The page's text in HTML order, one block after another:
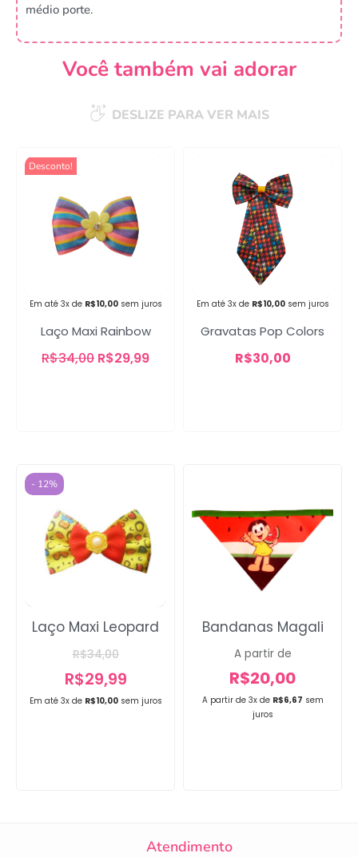
médio porte.
Você também vai adorar
DESLIZE PARA VER MAIS
Desconto!
Em até 3x de R$10,00 sem juros
Laço Maxi Rainbow
R$34,00 R$29,99
Em até 3x de R$10,00 sem juros
Gravatas Pop Colors
R$30,00
- 12%
Em até 3x de R$10,00 sem juros
Laço Maxi Leopard
R$34,00
R$29,99
A partir de 3x de R$6,67 sem
juros
Bandanas Magali
A partir de
R$20,00
Atendimento
Campanha lançada com
sucesso!